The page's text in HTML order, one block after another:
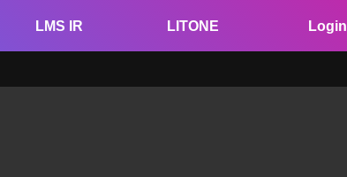
LMS IR LITONE Login